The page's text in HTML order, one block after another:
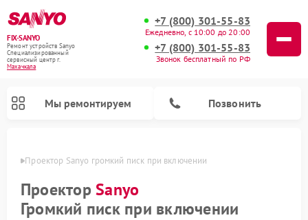
FIX-SANYO
Ремонт устройств Sanyo
Специализированный
cервисный центр г.
Махачкала
+7 (800) 301-55-83
Ежедневно, с 10:00 до 20:00
+7 (800) 301-55-83
Звонок бесплатный по РФ
Мы ремонтируем Позвонить
Проектор Sanyo громкий писк при включении
ПроекторSanyo
Громкий писк при включении